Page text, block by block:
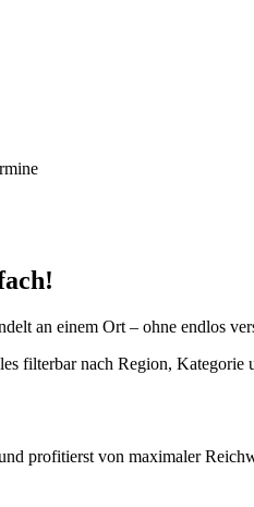
an einem Ort – ohne endlos
filterbar nach Region, Kategorie
profitierst von maximaler